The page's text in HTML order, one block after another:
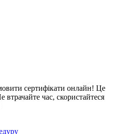
сертифікати онлайн! Це
час, скористайтеся